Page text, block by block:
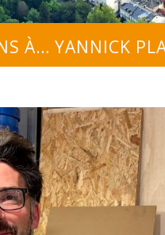
À… YANNICK